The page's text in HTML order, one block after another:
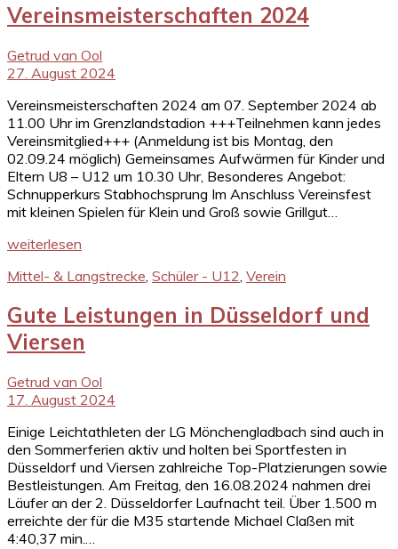
Vereinsmeisterschaften 2024
Getrud van Ool
27. August 2024
Vereinsmeisterschaften 2024 am 07. September 2024 ab
11.00 Uhr im Grenzlandstadion +++Teilnehmen kann jedes
Vereinsmitglied+++ (Anmeldung ist bis Montag, den
02.09.24 möglich) Gemeinsames Aufwärmen für Kinder und
Eltern U8 – U12 um 10.30 Uhr, Besonderes Angebot:
Schnupperkurs Stabhochsprung Im Anschluss Vereinsfest
mit kleinen Spielen für Klein und Groß sowie Grillgut…
weiterlesen
Mittel- & Langstrecke Schüler - U12 Verein
Gute Leistungen in Düsseldorf und
Viersen
Getrud van Ool
17. August 2024
Einige Leichtathleten der LG Mönchengladbach sind auch in
den Sommerferien aktiv und holten bei Sportfesten in
Düsseldorf und Viersen zahlreiche Top-Platzierungen sowie
Bestleistungen. Am Freitag, den 16.08.2024 nahmen drei
Läufer an der 2. Düsseldorfer Laufnacht teil. Über 1.500 m
erreichte der für die M35 startende Michael Claßen mit
4:40,37 min.…